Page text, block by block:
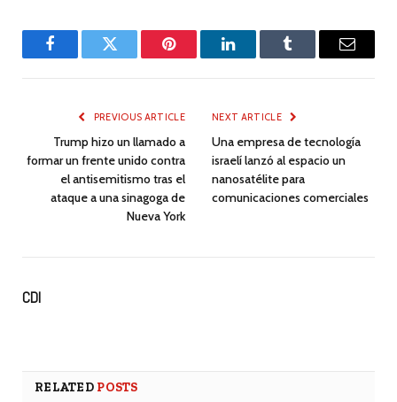
FacebookTwitter Pinterest LinkedInTumblr Email
PREVIOUS ARTICLE
Trump hizo un llamado a
formar un frente unido contra
el antisemitismo tras el
ataque a una sinagoga de
Nueva York
NEXT ARTICLE
Una empresa de tecnología
israelí lanzó al espacio un
nanosatélite para
comunicaciones comerciales
CDI
RELATED POSTS